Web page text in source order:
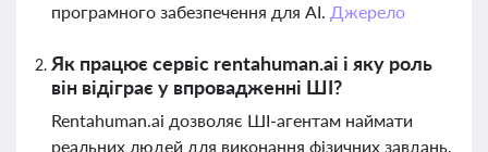
програмного забезпечення для AI. Джерело
Як працює сервіс rentahuman.ai і яку роль
він відіграє у впровадженні ШІ?
Rentahuman.ai дозволяє ШІ-агентам наймати
реальних людей для виконання фізичних завдань,